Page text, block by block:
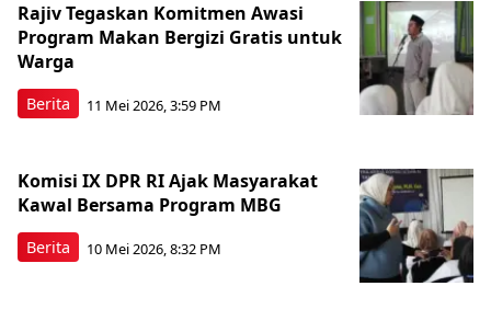
Berita
Rajiv Tegaskan Komitmen Awasi
Program Makan Bergizi Gratis untuk
Warga
11 Mei 2026, 3:59 PM
Berita
Komisi IX DPR RI Ajak Masyarakat
Kawal Bersama Program MBG
10 Mei 2026, 8:32 PM